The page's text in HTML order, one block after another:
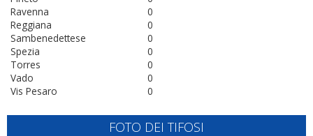
0
Ravenna
0
Reggiana
0
Sambenedettese
0
Spezia
0
Torres
0
Vado
0
Vis Pesaro
FOTO DEI TIFOSI